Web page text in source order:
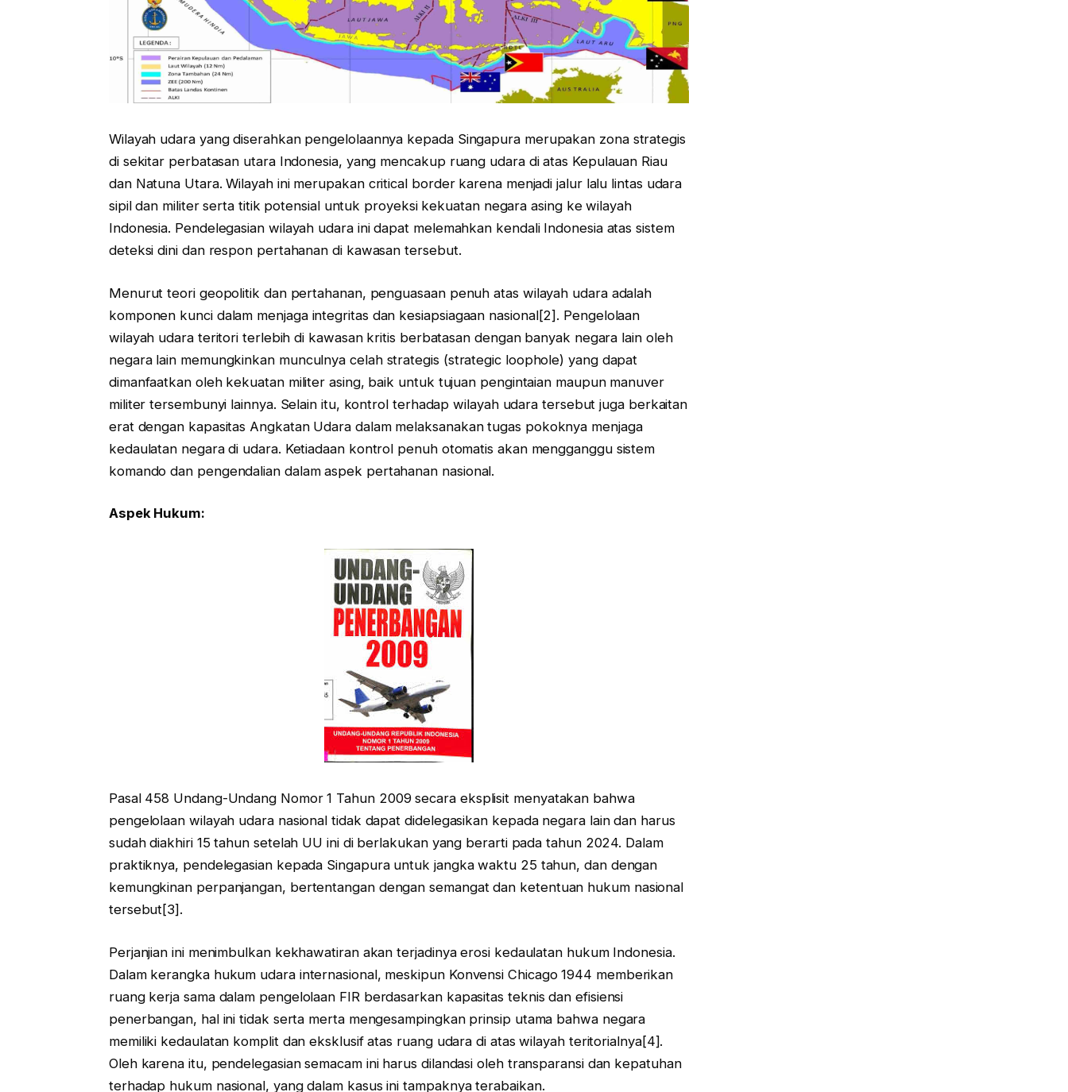
Wilayah udara yang diserahkan pengelolaannya kepada Singapura merupakan zona strategis
di sekitar perbatasan utara Indonesia, yang mencakup ruang udara di atas Kepulauan Riau
dan Natuna Utara. Wilayah ini merupakan critical border karena menjadi jalur lalu lintas udara
sipil dan militer serta titik potensial untuk proyeksi kekuatan negara asing ke wilayah
Indonesia. Pendelegasian wilayah udara ini dapat melemahkan kendali Indonesia atas sistem
deteksi dini dan respon pertahanan di kawasan tersebut.
Menurut teori geopolitik dan pertahanan, penguasaan penuh atas wilayah udara adalah
komponen kunci dalam menjaga integritas dan kesiapsiagaan nasional[2]. Pengelolaan
wilayah udara teritori terlebih di kawasan kritis berbatasan dengan banyak negara lain oleh
negara lain memungkinkan munculnya celah strategis (strategic loophole) yang dapat
dimanfaatkan oleh kekuatan militer asing, baik untuk tujuan pengintaian maupun manuver
militer tersembunyi lainnya. Selain itu, kontrol terhadap wilayah udara tersebut juga berkaitan
erat dengan kapasitas Angkatan Udara dalam melaksanakan tugas pokoknya menjaga
kedaulatan negara di udara. Ketiadaan kontrol penuh otomatis akan mengganggu sistem
komando dan pengendalian dalam aspek pertahanan nasional.
Aspek Hukum:
Pasal 458 Undang-Undang Nomor 1 Tahun 2009 secara eksplisit menyatakan bahwa
pengelolaan wilayah udara nasional tidak dapat didelegasikan kepada negara lain dan harus
sudah diakhiri 15 tahun setelah UU ini di berlakukan yang berarti pada tahun 2024. Dalam
praktiknya, pendelegasian kepada Singapura untuk jangka waktu 25 tahun, dan dengan
kemungkinan perpanjangan, bertentangan dengan semangat dan ketentuan hukum nasional
tersebut[3].
Perjanjian ini menimbulkan kekhawatiran akan terjadinya erosi kedaulatan hukum Indonesia.
Dalam kerangka hukum udara internasional, meskipun Konvensi Chicago 1944 memberikan
ruang kerja sama dalam pengelolaan FIR berdasarkan kapasitas teknis dan efisiensi
penerbangan, hal ini tidak serta merta mengesampingkan prinsip utama bahwa negara
memiliki kedaulatan komplit dan eksklusif atas ruang udara di atas wilayah teritorialnya[4].
Oleh karena itu, pendelegasian semacam ini harus dilandasi oleh transparansi dan kepatuhan
terhadap hukum nasional, yang dalam kasus ini tampaknya terabaikan.